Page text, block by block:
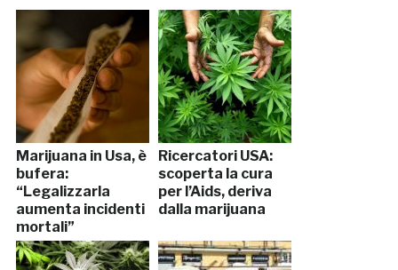
Marijuana in Usa, è
bufera:
“Legalizzarla
aumenta incidenti
mortali”
Ricercatori USA:
scoperta la cura
per l’Aids, deriva
dalla marijuana